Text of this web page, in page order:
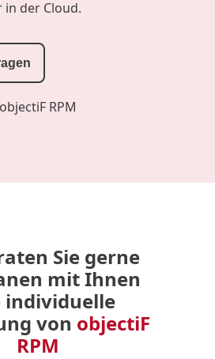
in der Cloud.
Sie gerne
mit Ihnen
individuelle
von objectiF
RPM